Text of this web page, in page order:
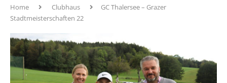
Home Clubhaus
GC Thalersee – Grazer
Stadtmeisterschaften 22